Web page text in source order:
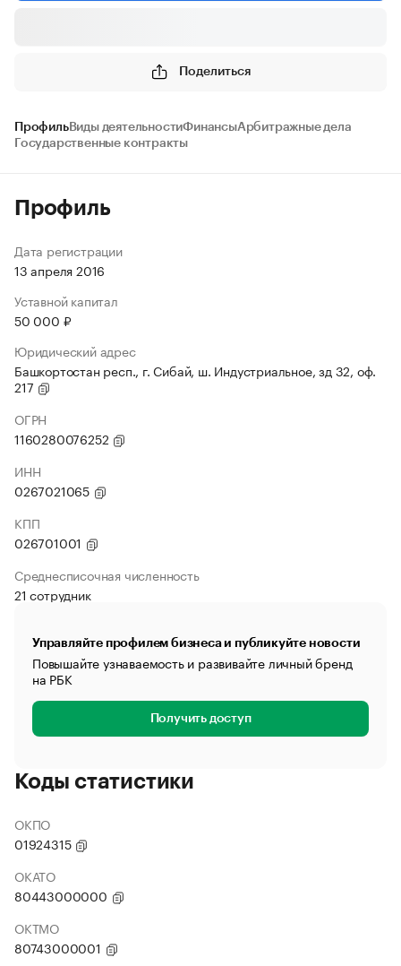
Поделиться
ПрофильВиды деятельностиФинансыАрбитражные дела
Государственные контракты
Профиль
Дата регистрации
13 апреля 2016
Уставной капитал
50 000 ₽
Юридический адрес
Башкортостан респ., г. Сибай, ш. Индустриальное, зд 32, оф.
217
ОГРН
1160280076252
ИНН
0267021065
КПП
026701001
Среднесписочная численность
21 сотрудник
Управляйте профилем бизнеса и публикуйте новости
Повышайте узнаваемость и развивайте личный бренд
на РБК
Получить доступ
Коды статистики
ОКПО
01924315
ОКАТО
80443000000
ОКТМО
80743000001